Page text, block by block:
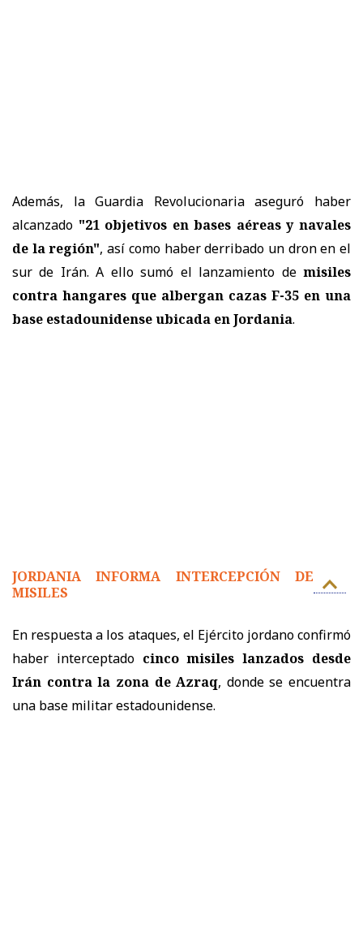
Además, la Guardia Revolucionaria aseguró haber
alcanzado "21 objetivos en bases aéreas y navales
de la región", así como haber derribado un dron en el
sur de Irán. A ello sumó el lanzamiento de misiles
contra hangares que albergan cazas F-35 en una
base estadounidense ubicada en Jordania.
JORDANIA INFORMA INTERCEPCIÓN DE
MISILES
En respuesta a los ataques, el Ejército jordano confirmó
haber interceptado cinco misiles lanzados desde
Irán contra la zona de Azraq, donde se encuentra
una base militar estadounidense.